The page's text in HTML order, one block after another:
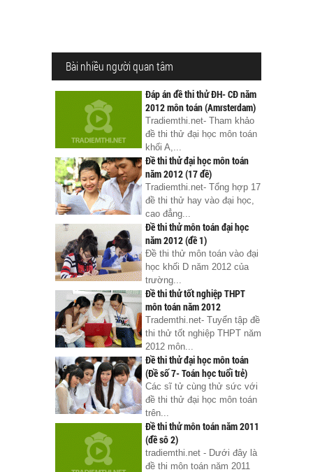
Bài nhiều người quan tâm
Đáp án đề thi thử ĐH- CĐ năm
2012 môn toán (Amrsterdam)
Tradiemthi.net- Tham khảo
đề thi thử đại học môn toán
khối A,...
Đề thi thử đại học môn toán
năm 2012 (17 đề)
Tradiemthi.net- Tổng hợp 17
đề thi thử hay vào đại học,
cao đẳng...
Đề thi thử môn toán đại học
năm 2012 (đề 1)
Đề thi thử môn toán vào đại
học khối D năm 2012 của
trường...
Đề thi thử tốt nghiệp THPT
môn toán năm 2012
Trademthi.net- Tuyển tập đề
thi thử tốt nghiệp THPT năm
2012 môn...
Đề thi thử đại học môn toán
(Đề số 7- Toán học tuổi trẻ)
Các sĩ tử cùng thử sức với
đề thi thử đại học môn toán
trên...
Đề thi thử môn toán năm 2011
(đề sô 2)
tradiemthi.net - Dưới đây là
đề thi môn toán năm 2011